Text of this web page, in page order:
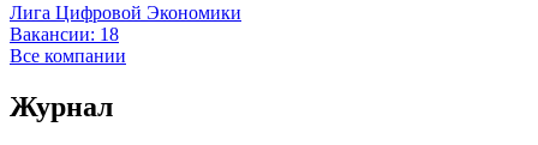
Лига Цифровой Экономики
Вакансии: 18
Все компании
Журнал